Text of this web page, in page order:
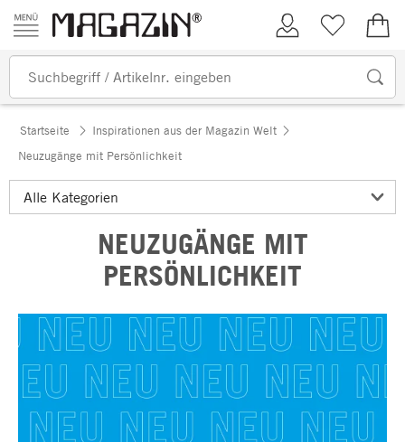
Zum Inhalt springen
Kundenkonto
Merkliste
Startseite
Inspirationen aus der Magazin Welt
Neuzugänge mit Persönlichkeit
NEUZUGÄNGE MIT
PERSÖNLICHKEIT